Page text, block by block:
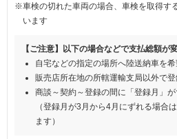
※車検の切れた車両の場合、車検を取得す
います
【ご注意】以下の場合などで支払総額が
自宅などの指定の場所へ陸送納車を
販売店所在地の所轄運輸支局以外で
商談～契約～登録の間に「登録月」
（登録月が3月から4月にずれる場合
ます）